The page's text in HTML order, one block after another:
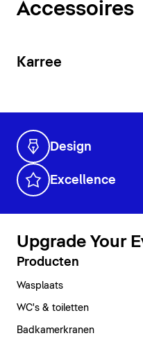
Accessoires
Karree
Design
Excellence
Upgrade Your
Producten
Wasplaats
WC's & toiletten
Badkamerkranen